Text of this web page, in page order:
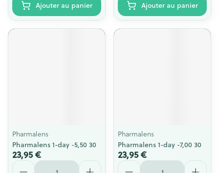
Ajouter au panier Ajouter au panier
Pharmalens
Pharmalens 1-day -5,50 30
23,95 €
Quantité
Pharmalens
Pharmalens 1-day -7,00 30
23,95 €
Quantité